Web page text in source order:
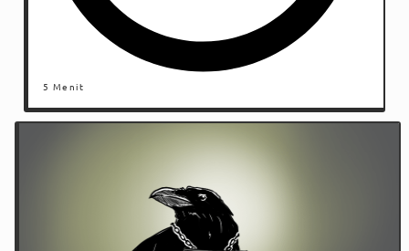
5 Menit